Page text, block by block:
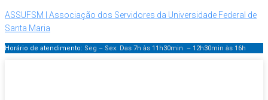
ASSUFSM | Associação dos Servidores da Universidade Federal de
Santa Maria
Horário de atendimento: Seg – Sex: Das 7h às 11h30min – 12h30min às 16h